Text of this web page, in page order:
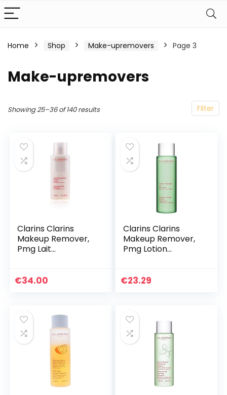
Home Shop Make-upremovers Page 3
Make-upremovers
Filter
Showing 25–36 of 140 results
Clarins Clarins
Makeup Remover,
Pmg Lait
€34.00
Clarins Clarins
Makeup Remover,
Pmg Lotion
€23.29